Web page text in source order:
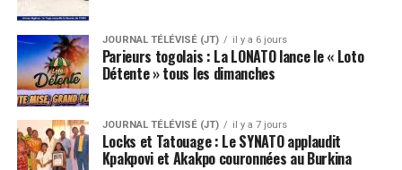
JOURNAL TÉLÉVISÉ (JT) il y a 6 jours
Parieurs togolais : La LONATO lance le « Loto
Détente » tous les dimanches
JOURNAL TÉLÉVISÉ (JT) il y a 7 jours
Locks et Tatouage : Le SYNATO applaudit
Kpakpovi et Akakpo couronnées au Burkina